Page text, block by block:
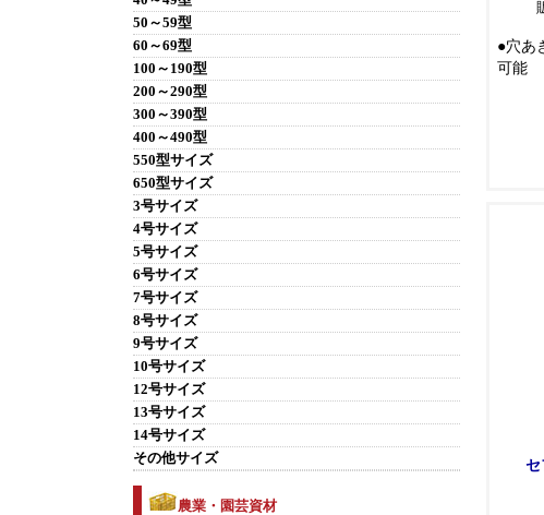
50～59型
60～69型
100～190型
200～290型
300～390型
400～490型
550型サイズ
650型サイズ
3号サイズ
4号サイズ
5号サイズ
6号サイズ
7号サイズ
8号サイズ
9号サイズ
10号サイズ
12号サイズ
13号サイズ
14号サイズ
その他サイズ
農業・園芸資材
●穴あ
可能
セ